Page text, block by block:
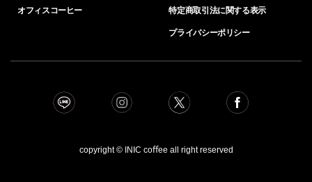
オフィスコーヒー 特定商取引法に関する表示
プライバシーポリシー
copyright © INIC coﬀee all right reserved